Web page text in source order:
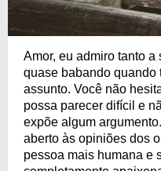
Amor, eu admiro tanto
quase babando quando
assunto. Você não
possa parecer difícil e
expõe algum
aberto às opiniões dos
pessoa mais humana e